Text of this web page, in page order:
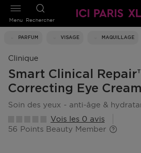
Rechercher
PARFUM VISAGE MAQUILLAGE
Menu
Clinique
Smart Clinical
Correcting Eye Cream
soin des yeux - anti-âge &
Vois les 0 avis
56 Points Beauty Member